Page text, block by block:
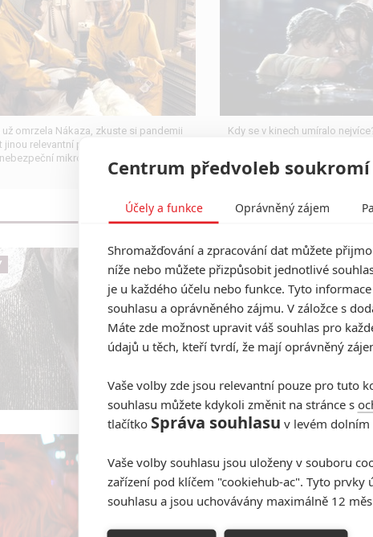
už omrzela Nákaza, zkuste si pandemii
jinou relevantní peckou, v níž lidstvo
mikroskopičtí prevíti.
Kdy se v kinech umíralo
Star Wars VIII:
vůdce Snoke a
dalších fotek
Anarvin | 07.09.2017 17:28
2
Podívejte se na
pozadí, pretoriánskou
Rezistenci,
Leia...
Anarvin
Je tu další velká porce
Centrum předvoleb soukromí
Účely a funkce Oprávněný zájem
Shromažďování a zpracování dat můžete
níže nebo můžete přizpůsobit jednotlivé
je u každého účelu nebo funkce. Tyto
souhlasu a oprávněného zájmu. V záložce s
Máte zde možnost upravit váš souhlas pro
údajů u těch, kteří tvrdí, že mají oprávněný
Vaše volby zde jsou relevantní pouze pro tuto
souhlasu můžete kdykoli změnit na stránce s
tlačítko Správa souhlasu v levém dolním
Vaše volby souhlasu jsou uloženy v souboru
zařízení pod klíčem "cookiehub-ac". Tyto prvky
souhlasu a jsou uchovávány maximálně 12